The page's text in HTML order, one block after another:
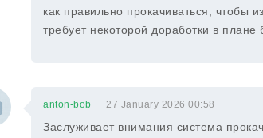
как правильно прокачиваться, чтобы
требует некоторой доработки в плане
anton-bob 27 January 2026 00:58
Заслуживает внимания система